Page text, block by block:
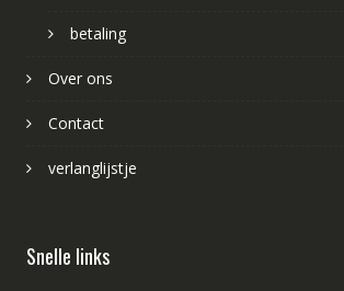
betaling
Over ons
Contact
verlanglijstje
Snelle links